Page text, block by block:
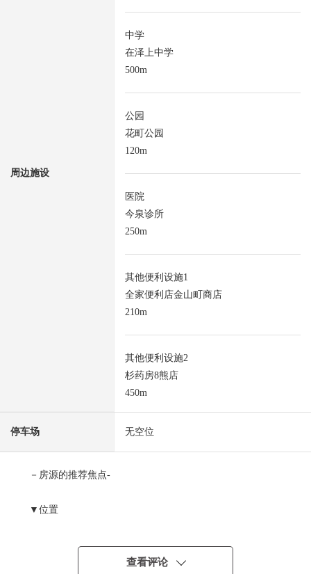
周边施设
中学
在泽上中学
500m
公园
花町公园
120m
医院
今泉诊所
250m
其他便利设施1
全家便利店金山町商店
210m
其他便利设施2
杉药房8熊店
450m
停车场 无空位
－房源的推荐焦点-
▼位置
・ 可便利性好的5沿线利用
(JR东海道本线、JR中央本线、名铁线、名城线、名港线)
查看评论